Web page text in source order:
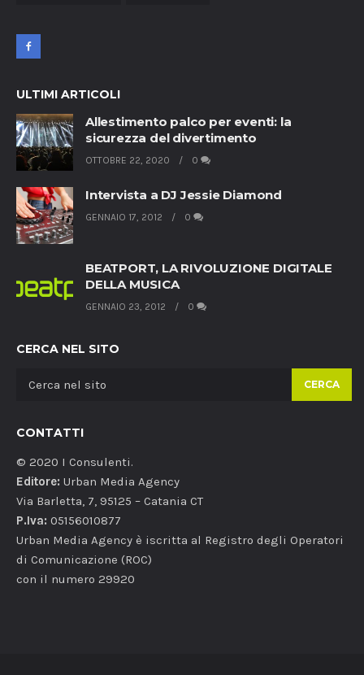
ULTIMI ARTICOLI
Allestimento palco per eventi: la
sicurezza del divertimento
OTTOBRE 22, 2020 0
Intervista a DJ Jessie Diamond
GENNAIO 17, 2012 0
BEATPORT, LA RIVOLUZIONE DIGITALE
DELLA MUSICA
GENNAIO 23, 2012 0
CERCA NEL SITO
CERCA
CONTATTI
© 2020 I Consulenti.
Editore: Urban Media Agency
Via Barletta, 7, 95125 – Catania CT
P.Iva: 05156010877
Urban Media Agency è iscritta al Registro degli Operatori
di Comunicazione (ROC)
con il numero 29920